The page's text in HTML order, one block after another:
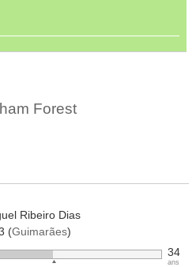
Forest
Ribeiro Dias
(Guimarães)
34
ans